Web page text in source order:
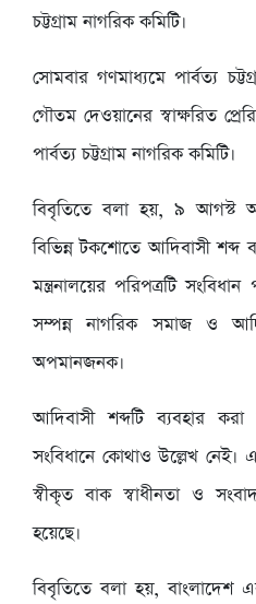
চট্টগ্রাম নাগরিক কমিটি।
সোমবার গণমাধ্যমে পার্বত্য
গৌতম দেওয়ানের স্বাক্ষরিত
পার্বত্য চট্টগ্রাম নাগরিক কমিটি।
বিবৃতিতে বলা হয়, ৯ আগস্ট
বিভিন্ন টকশোতে আদিবাসী শব্দ
মন্ত্রনালয়ের পরিপত্রটি
সম্পন্ন নাগরিক সমাজ ও
অপমানজনক।
আদিবাসী শব্দটি ব্যবহার
সংবিধানে কোথাও উল্লেখ নেই।
স্বীকৃত বাক স্বাধীনতা ও
হয়েছে।
বিবৃতিতে বলা হয়, বাংলাদেশ